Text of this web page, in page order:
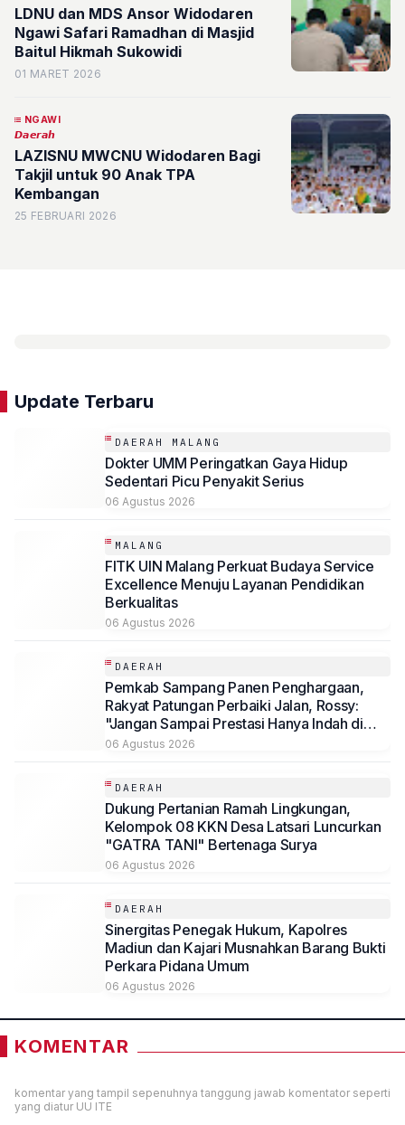
LDNU dan MDS Ansor Widodaren
Ngawi Safari Ramadhan di Masjid
Baitul Hikmah Sukowidi
01 MARET 2026
NGAWI
𝘿𝙖𝙚𝙧𝙖𝙝
LAZISNU MWCNU Widodaren Bagi
Takjil untuk 90 Anak TPA
Kembangan
25 FEBRUARI 2026
Update Terbaru
DAERAH MALANG
Dokter UMM Peringatkan Gaya Hidup
Sedentari Picu Penyakit Serius
06 Agustus 2026
MALANG
FITK UIN Malang Perkuat Budaya Service
Excellence Menuju Layanan Pendidikan
Berkualitas
06 Agustus 2026
DAERAH
Pemkab Sampang Panen Penghargaan,
Rakyat Patungan Perbaiki Jalan, Rossy:
"Jangan Sampai Prestasi Hanya Indah di
Atas Kertas"
06 Agustus 2026
DAERAH
Dukung Pertanian Ramah Lingkungan,
Kelompok 08 KKN Desa Latsari Luncurkan
"GATRA TANI" Bertenaga Surya
06 Agustus 2026
DAERAH
Sinergitas Penegak Hukum, Kapolres
Madiun dan Kajari Musnahkan Barang Bukti
Perkara Pidana Umum
06 Agustus 2026
KOMENTAR
komentar yang tampil sepenuhnya tanggung jawab komentator seperti
yang diatur UU ITE